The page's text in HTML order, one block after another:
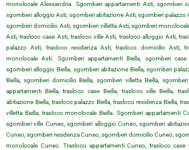
monolocale Alessandria. Sgomberi appartamenti Asti, sgomberi
sgomberi alloggio Asti, sgomberi abitazione Asti, sgomberi palazzo
sgomberi domicilio Asti, sgomberi villetta Asti, sgomberi
Asti, trasloco case Asti, trasloco ville Asti, trasloco alloggio Asti,
palazzo Asti, trasloco residenza Asti, trasloco domicilio Asti,
monolocale Asti. Sgomberi appartamenti Biella, sgomberi case
sgomberi alloggio Biella, sgomberi abitazione Biella, sgomberi
Biella, sgomberi domicilio Biella, sgomberi villetta Biella,
appartamenti Biella, trasloco case Biella, trasloco ville Biella,
abitazione Biella, trasloco palazzo Biella, trasloco residenza Biella,
villetta Biella, trasloco monolocale Biella. Sgomberi appartamenti
sgomberi ville Cuneo, sgomberi alloggio Cuneo, sgomberi
Cuneo, sgomberi residenza Cuneo, sgomberi domicilio Cuneo,
monolocale Cuneo. Trasloco appartamenti Cuneo, trasloco case